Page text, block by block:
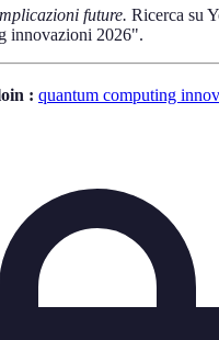
future. Ricerca su
innovazioni 2026".
: quantum computing